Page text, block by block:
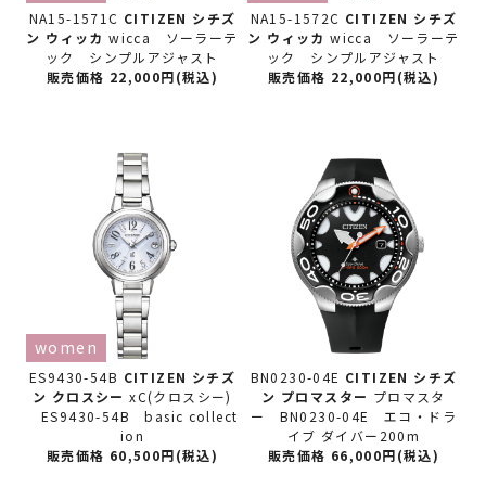
NA15-1571C CITIZEN シチズ
ン ウィッカwicca ソーラーテ
ック シンプルアジャスト
販売価格 22,000円(税込)
NA15-1572C CITIZEN シチズ
ン ウィッカwicca ソーラーテ
ック シンプルアジャスト
販売価格 22,000円(税込)
ES9430-54B CITIZEN シチズ
ン クロスシーxC(クロスシー)
ES9430-54B basic collect
ion
women
販売価格 60,500円(税込)
BN0230-04E CITIZEN シチズ
ン プロマスター プロマスタ
ー BN0230-04E エコ・ドラ
イブ ダイバー200m
販売価格 66,000円(税込)